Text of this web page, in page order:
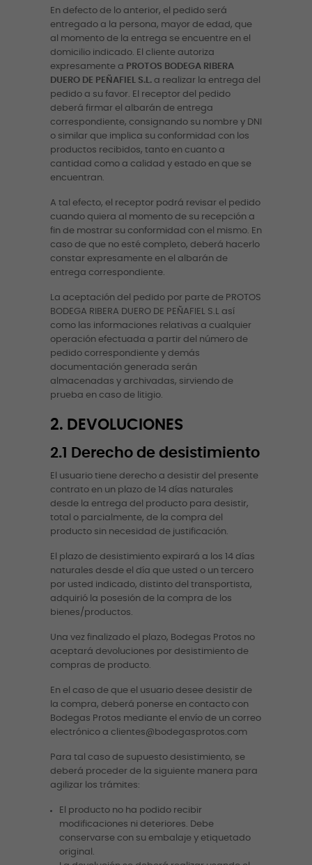
En defecto de lo anterior, el pedido será
entregado a la persona, mayor de edad, que
al momento de la entrega se encuentre en el
domicilio indicado. El cliente autoriza
expresamente a PROTOS BODEGA RIBERA
DUERO DE PEÑAFIEL S.L. a realizar la entrega del
pedido a su favor. El receptor del pedido
deberá firmar el albarán de entrega
correspondiente, consignando su nombre y DNI
o similar que implica su conformidad con los
productos recibidos, tanto en cuanto a
cantidad como a calidad y estado en que se
encuentran.
A tal efecto, el receptor podrá revisar el pedido
cuando quiera al momento de su recepción a
fin de mostrar su conformidad con el mismo. En
caso de que no esté completo, deberá hacerlo
constar expresamente en el albarán de
entrega correspondiente.
La aceptación del pedido por parte de PROTOS
BODEGA RIBERA DUERO DE PEÑAFIEL S.L así
como las informaciones relativas a cualquier
operación efectuada a partir del número de
pedido correspondiente y demás
documentación generada serán
almacenadas y archivadas, sirviendo de
prueba en caso de litigio.
2. DEVOLUCIONES
2.1 Derecho de desistimiento
El usuario tiene derecho a desistir del presente
contrato en un plazo de 14 días naturales
desde la entrega del producto para desistir,
total o parcialmente, de la compra del
producto sin necesidad de justificación.
El plazo de desistimiento expirará a los 14 días
naturales desde el día que usted o un tercero
por usted indicado, distinto del transportista,
adquirió la posesión de la compra de los
bienes/productos.
Una vez finalizado el plazo, Bodegas Protos no
aceptará devoluciones por desistimiento de
compras de producto.
En el caso de que el usuario desee desistir de
la compra, deberá ponerse en contacto con
Bodegas Protos mediante el envío de un correo
electrónico a clientes@bodegasprotos.com
Para tal caso de supuesto desistimiento, se
deberá proceder de la siguiente manera para
agilizar los trámites:
El producto no ha podido recibir
modificaciones ni deteriores. Debe
conservarse con su embalaje y etiquetado
original.